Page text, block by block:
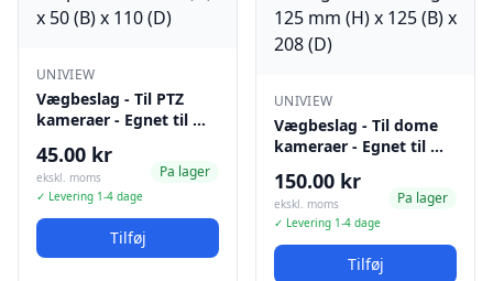
UNIVIEW
Vægbeslag - Til PTZ
kameraer - Egnet til …
45.00 kr
ekskl. moms
✓ Levering 1-4 dage
Pa lager
Tilføj
UNIVIEW
Vægbeslag - Til dome
kameraer - Egnet til …
150.00 kr
ekskl. moms
✓ Levering 1-4 dage
Pa lager
Tilføj